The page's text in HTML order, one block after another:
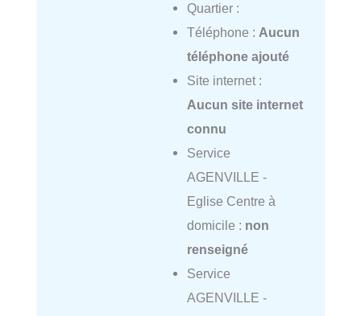
Quartier :
Téléphone : Aucun
téléphone ajouté
Site internet :
Aucun site internet
connu
Service
AGENVILLE -
Eglise Centre à
domicile : non
renseigné
Service
AGENVILLE -